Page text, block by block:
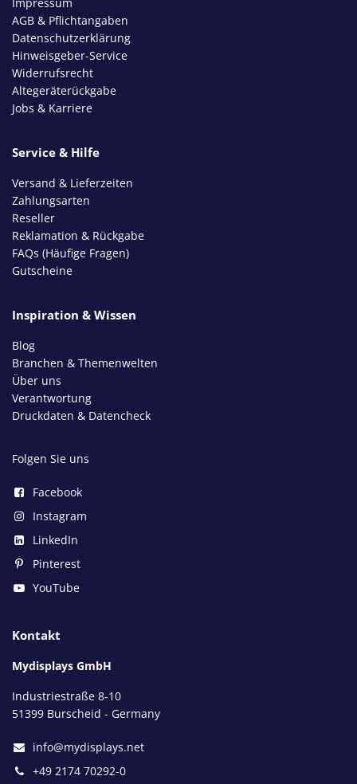
AGB & Pflichtangaben
Datenschutzerklärung
Hinweisgeber-Service
Widerrufsrecht
Altegeräterückgabe
Jobs & Karriere
Service & Hilfe
Versand & Lieferzeiten
Zahlungsarten
Reseller
Reklamation & Rückgabe
FAQs (Häufige Fragen)
Gutscheine
Inspiration & Wissen
Blog
Branchen & Themenwelten
Über uns
Verantwortung
Druckdaten & Datencheck
Folgen Sie uns
Facebook
Instagram
LinkedIn
Pinterest
YouTube
Kontakt
Mydisplays GmbH
Industriestraße 8-10
51399 Burscheid - Germany
info@mydisplays.net
+49 2174 70292-0